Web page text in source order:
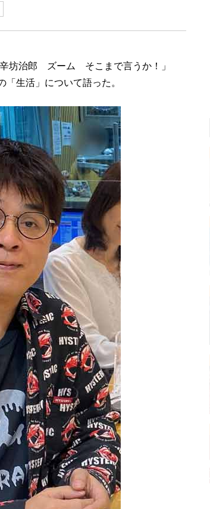
坊治郎 ズーム そこまで言うか！」
「生活」について語った。